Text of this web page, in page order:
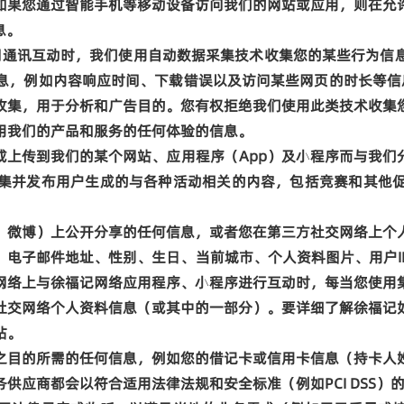
您通过智能手机等移动设备访问我们的网站或应用，则在
讯互动时，我们使用自动数据采集技术收集您的某些行为
例如内容响应时间、下载错误以及访问某些网页的时长等
，用于分析和广告目的。您有权拒绝我们使用此类技术收
们的产品和服务的任何体验的信息。
传到我们的某个网站、应用程序（App）及小程序而与我们
并发布用户生成的与各种活动相关的内容，包括竞赛和其他
博）上公开分享的任何信息，或者您在第三方社交网络上
子邮件地址、性别、生日、当前城市、个人资料图片、用户
上与徐福记网络应用程序、 小程序进行互动时，每当您使用
网络个人资料信息（或其中的一部分）。要详细了解徐福
的所需的任何信息，例如您的借记卡或信用卡信息（持卡
应商都会以符合适用法律法规和安全标准（例如PCI DSS）